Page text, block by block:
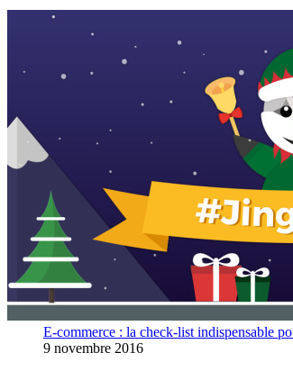
E-commerce : la check-list indispensable
9 novembre 2016